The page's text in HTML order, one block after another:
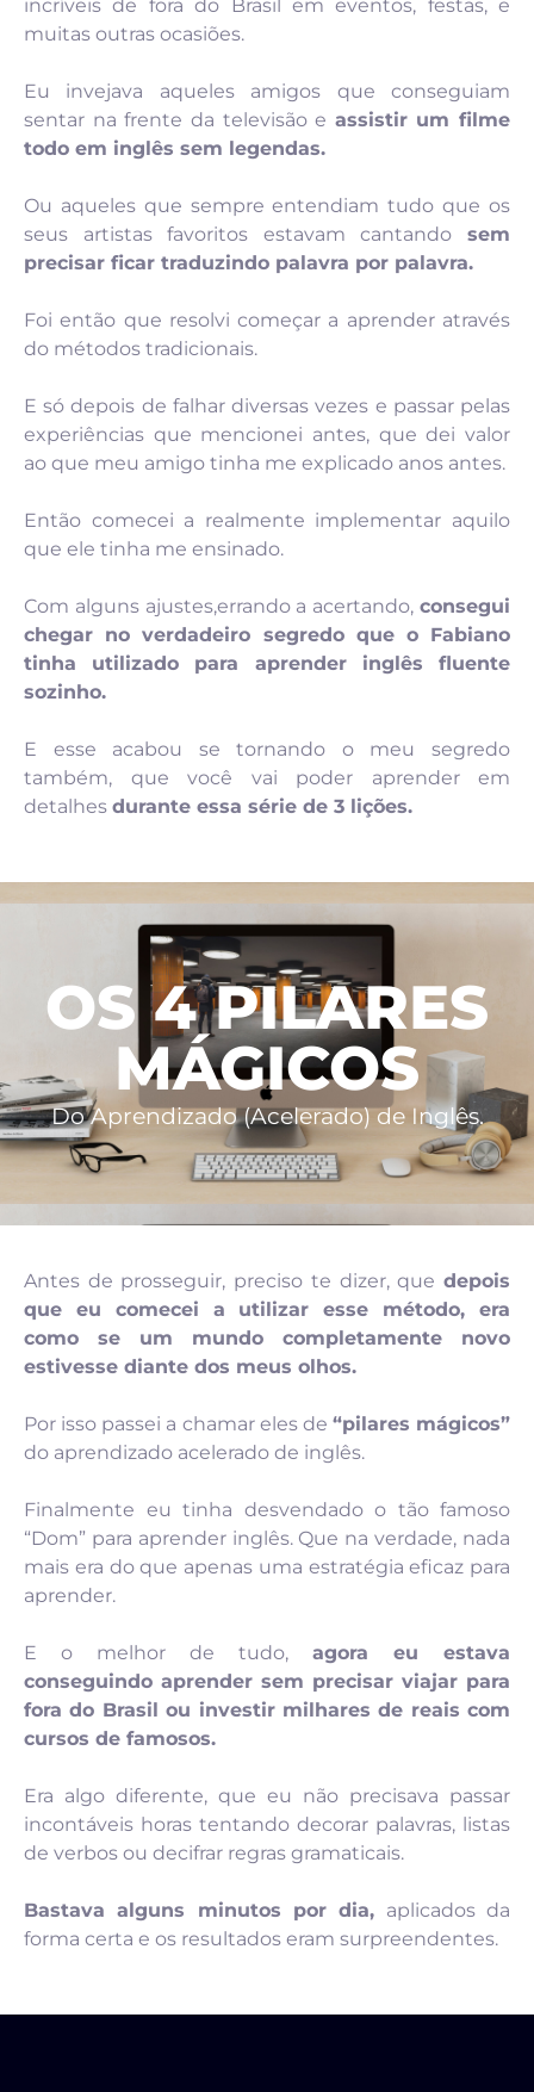
incríveis de fora do Brasil em eventos, festas, e
muitas outras ocasiões.
Eu invejava aqueles amigos que conseguiam
sentar na frente da televisão e assistir um filme
todo em inglês sem legendas.
Ou aqueles que sempre entendiam tudo que os
seus artistas favoritos estavam cantando sem
precisar ficar traduzindo palavra por palavra.
Foi então que resolvi começar a aprender através
do métodos tradicionais.
E só depois de falhar diversas vezes e passar pelas
experiências que mencionei antes, que dei valor
ao que meu amigo tinha me explicado anos antes.
Então comecei a realmente implementar aquilo
que ele tinha me ensinado.
Com alguns ajustes,errando a acertando, consegui
chegar no verdadeiro segredo que o Fabiano
tinha utilizado para aprender inglês fluente
sozinho.
E esse acabou se tornando o meu segredo
também, que você vai poder aprender em
detalhes durante essa série de 3 lições.
OS 4 PILARES
MÁGICOS
Do Aprendizado (Acelerado) de Inglês.
Antes de prosseguir, preciso te dizer, que depois
que eu comecei a utilizar esse método, era
como se um mundo completamente novo
estivesse diante dos meus olhos.
Por isso passei a chamar eles de “pilares mágicos”
do aprendizado acelerado de inglês.
Finalmente eu tinha desvendado o tão famoso
“Dom” para aprender inglês. Que na verdade, nada
mais era do que apenas uma estratégia eficaz para
aprender.
E o melhor de tudo, agora eu estava
conseguindo aprender sem precisar viajar para
fora do Brasil ou investir milhares de reais com
cursos de famosos.
Era algo diferente, que eu não precisava passar
incontáveis horas tentando decorar palavras, listas
de verbos ou decifrar regras gramaticais.
Bastava alguns minutos por dia, aplicados da
forma certa e os resultados eram surpreendentes.